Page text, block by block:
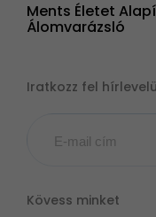
Ments Életet
Álomvarázsló
Iratkozz fel
Kövess minket